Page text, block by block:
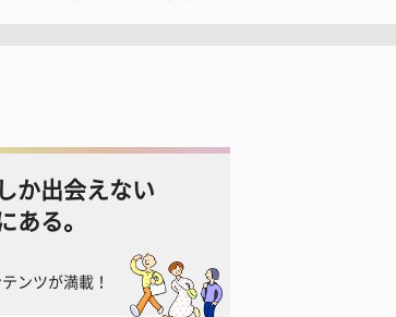
か出会えない
ある。
ンツが満載！